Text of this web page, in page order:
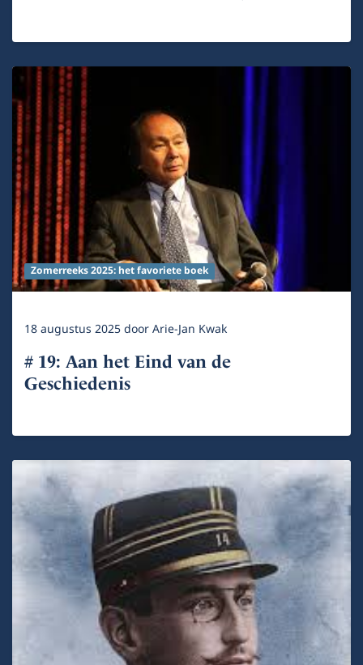
Zomerreeks 2025: het favoriete boek
18 augustus 2025doorArie-Jan Kwak
# 19: Aan het Eind van de
Geschiedenis